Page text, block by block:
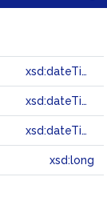
xsd:dateTime
xsd:dateTime
xsd:dateTime
xsd:long